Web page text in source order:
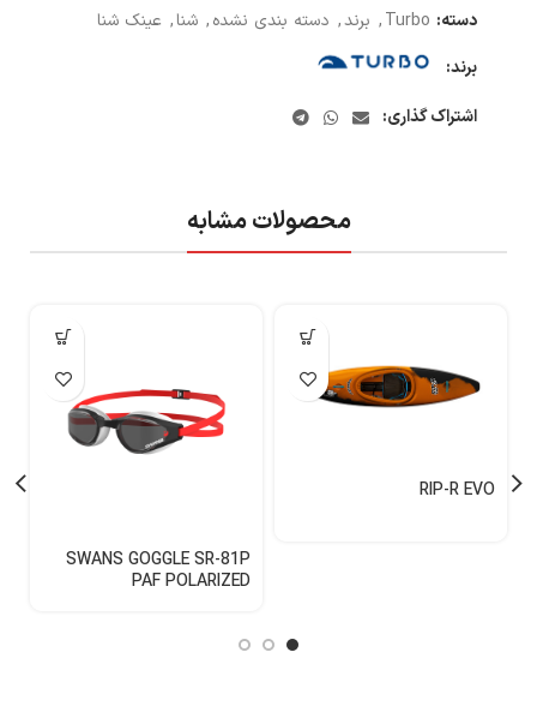
دسته: Turbo
, برند, دسته بندی نشده, شنا, عینک شنا
برند:
اشتراک گذاری:
محصولات مشابه
RIP-R EVO
SWANS GOGGLE SR-81P
PAF POLARIZED